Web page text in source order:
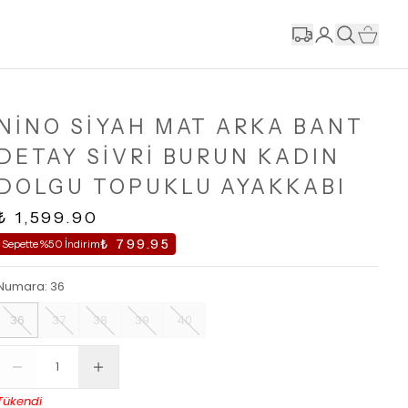
SİYAH MAT ARKA BANT
SİVRİ BURUN KADIN
TOPUKLU AYAKKABI
1,599.90
Sepette %50 İndirim₺ 799.95
: 36
36
37 38 39 40